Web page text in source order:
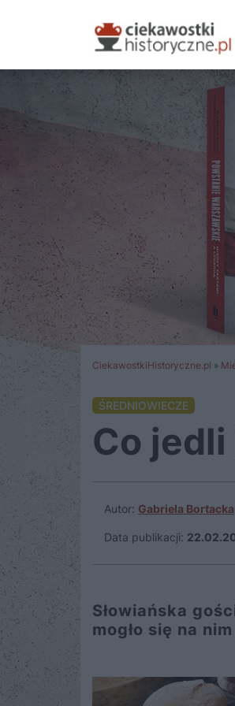
CiekawostkiHistoryczne.pl »
ŚREDNIOWIECZE
Co jedli
Autor: Gabriela Bortacka
Data publikacji:
Słowiańska
mogło się na